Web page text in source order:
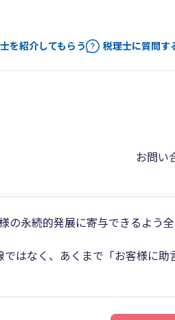
を紹介してもらう 税理士に質問す
お問い
の永続的発展に寄与できるよう
はなく、あくまで「お客様に助